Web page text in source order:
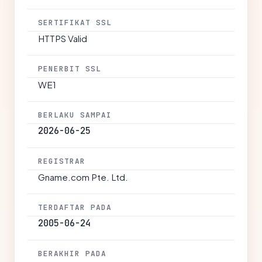
SERTIFIKAT SSL
HTTPS Valid
PENERBIT SSL
WE1
BERLAKU SAMPAI
2026-06-25
REGISTRAR
Gname.com Pte. Ltd.
TERDAFTAR PADA
2005-06-24
BERAKHIR PADA